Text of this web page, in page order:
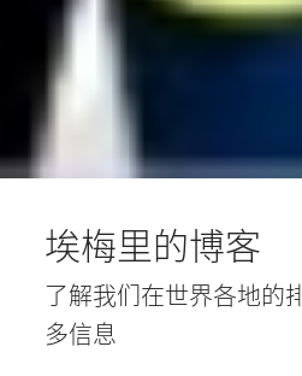
埃梅里的博客
了解我们在世界各地的
多信息